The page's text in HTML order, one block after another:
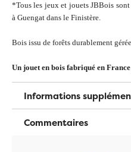
*Tous les jeux et jouets JBBois
à Guengat dans le Finistère.
Bois issu de forêts durablement
Un jouet en bois fabriqué en
Informations
Commentaires